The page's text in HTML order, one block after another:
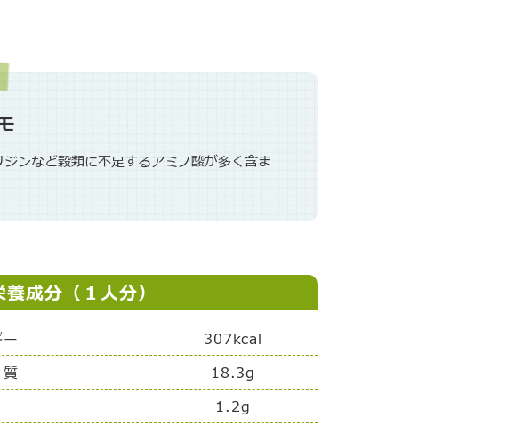
ンなど穀類に不足するアミノ酸が多く含ま
養成分（１人分）
307kcal
18.3g
1.2g